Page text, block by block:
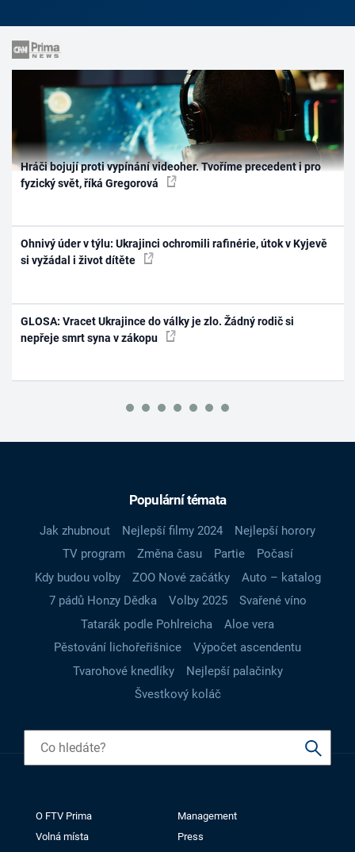
Hráči bojují proti vypínání videoher. Tvoříme precedent i pro
fyzický svět, říká Gregorová
Ohnivý úder v týlu: Ukrajinci ochromili rafinérie, útok v Kyjevě
si vyžádal i život dítěte
GLOSA: Vracet Ukrajince do války je zlo. Žádný rodič si
nepřeje smrt syna v zákopu
Populární témata
Jak zhubnout Nejlepší filmy 2024
Nejlepší horory
TV program
Změna času Partie
Počasí
Kdy budou volby
ZOO Nové začátky
Auto – katalog
7 pádů Honzy Dědka
Volby 2025
Svařené víno
Tatarák podle Pohlreicha
Aloe vera
Pěstování lichořeřišnice
Výpočet ascendentu
Tvarohové knedlíky
Nejlepší palačinky
Švestkový koláč
O FTV Prima
Management
Volná místa
Press